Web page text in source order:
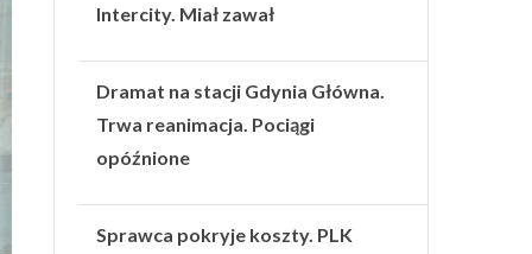
Intercity. Miał zawał
Dramat na stacji Gdynia Główna.
Trwa reanimacja. Pociągi
opóźnione
Sprawca pokryje koszty. PLK